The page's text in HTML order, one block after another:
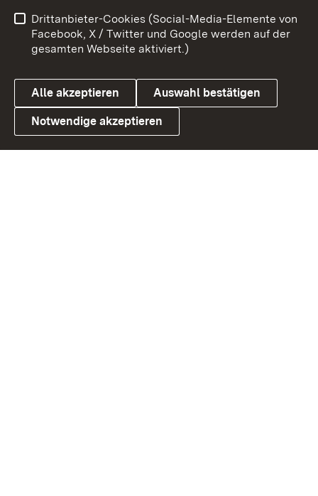
Link zum Landesportal
Benutzungshinweise
Barrierefreiheit
Datenschutz
Cookies
Drittanbieter-Cookies (Social-Media-Elemente von
Facebook, X / Twitter und Google werden auf der
gesamten Webseite aktiviert.)
Alle akzeptieren Auswahl bestätigen
Notwendige akzeptieren